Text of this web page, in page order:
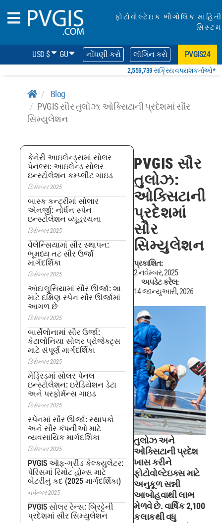
ફોટોવોલ્ટેઇક ભૌગોલિક માહિતી
સિસ્ટમ
USD $ GU નોંધણી કરો લૉગિન કરો PVGIS24
2,559,739 સક્રિય વપરાશકર્તાઓ*
Blog
PVGIS સૌર તુલોઝ: ઓક્સિટાની પ્રદેશમાં સૌર
સિમ્યુલેશન
કેનેરી આઇલેન્ડ્સમાં સોલર
પેનલ્સ: આઇલેન્ડ સોલર
ઇન્સ્ટોલેશન કમ્પ્લીટ ગાઇડ
ડિસેમ્બર 2025
બાસ્ક કન્ટ્રીમાં સોલાર
એનર્જી: નોર્ધન સ્પેન
ઇન્સ્ટોલેશન વ્યૂહરચના
ડિસેમ્બર 2025
વેલેન્સિયામાં સૌર સ્થાપન:
ભૂમધ્ય તટ સૌર ઉર્જા
માર્ગદર્શિકા
ડિસેમ્બર 2025
આંદાલુસિયામાં સૌર ઊર્જા: શા
માટે દક્ષિણ સ્પેન સૌર ઊર્જામાં
આગળ છે
ડિસેમ્બર 2025
બાર્સેલોનામાં સૌર ઉર્જા:
કેટાલોનિયા સોલર પ્રોજેક્ટ્સ
માટે સંપૂર્ણ માર્ગદર્શિકા
ડિસેમ્બર 2025
મેડ્રિડમાં સોલર પેનલ
ઇન્સ્ટોલેશન: ઇરેડિયેશન ડેટા
અને પરફોર્મન્સ ગાઇડ
ડિસેમ્બર 2025
સ્પેનમાં સૌર ઊર્જા: સ્થાપકો
અને સૌર કંપનીઓ માટે
વ્યવસાયિક માર્ગદર્શિકા
ડિસેમ્બર 2025
PVGIS ઑફ-ગ્રીડ કેલ્ક્યુલેટર:
પેરિસમાં રિમોટ હોમ્સ માટે
બેટરીનું કદ (2025 માર્ગદર્શિકા)
નવેમ્બર 2025
PVGIS સોલર રેન્સ: બ્રિટ્ટેની
પ્રદેશમાં સૌર સિમ્યુલેશન
PVGIS સૌર
તુલોઝ:
ઓક્સિટાની
પ્રદેશમાં
સૌર
સિમ્યુલેશન
પ્રકાશિત:
2 નવેમ્બર, 2025
અપડેટ કરેલ:
14 જાન્યુઆરી, 2026
તુલોઝ અને
ઓક્સિટાની પ્રદેશ
ખાસ કરીને
ફોટોવોલ્ટેઇક્સ માટે
અનુકૂળ સન્ની
આબોહવાથી લાભ
મેળવે છે. વાર્ષિક 2,100
કલાકથી વધુ